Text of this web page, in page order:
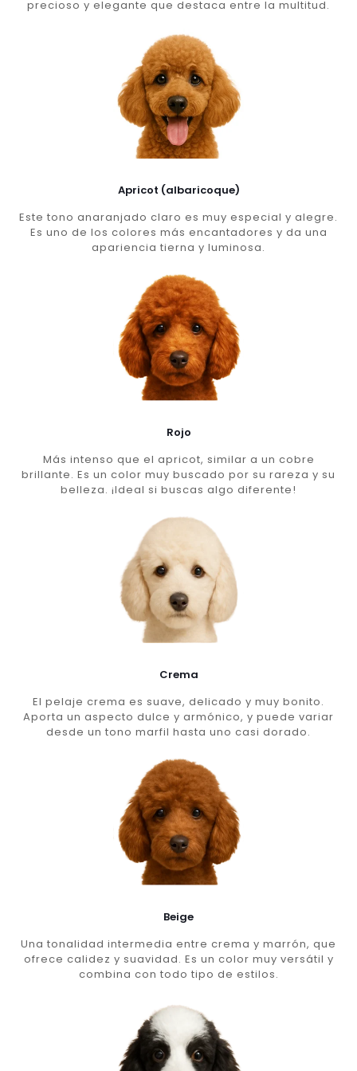
precioso y elegante que destaca entre la multitud.
Apricot (albaricoque)
Este tono anaranjado claro es muy especial y alegre.
Es uno de los colores más encantadores y da una
apariencia tierna y luminosa.
Rojo
Más intenso que el apricot, similar a un cobre
brillante. Es un color muy buscado por su rareza y su
belleza. ¡Ideal si buscas algo diferente!
Crema
El pelaje crema es suave, delicado y muy bonito.
Aporta un aspecto dulce y armónico, y puede variar
desde un tono marfil hasta uno casi dorado.
Beige
Una tonalidad intermedia entre crema y marrón, que
ofrece calidez y suavidad. Es un color muy versátil y
combina con todo tipo de estilos.